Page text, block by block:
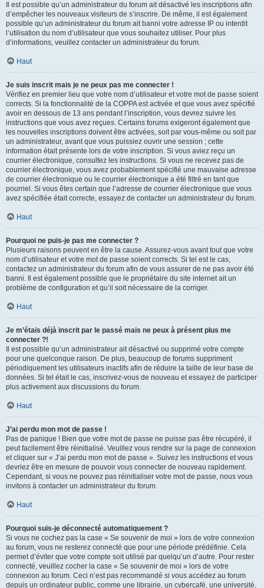
Il est possible qu’un administrateur du forum ait désactivé les inscriptions afin
d’empêcher les nouveaux visiteurs de s’inscrire. De même, il est également
possible qu’un administrateur du forum ait banni votre adresse IP ou interdit
l’utilisation du nom d’utilisateur que vous souhaitez utiliser. Pour plus
d’informations, veuillez contacter un administrateur du forum.
Haut
Je suis inscrit mais je ne peux pas me connecter !
Vérifiez en premier lieu que votre nom d’utilisateur et votre mot de passe soient
corrects. Si la fonctionnalité de la COPPA est activée et que vous avez spécifié
avoir en dessous de 13 ans pendant l’inscription, vous devrez suivre les
instructions que vous avez reçues. Certains forums exigeront également que
les nouvelles inscriptions doivent être activées, soit par vous-même ou soit par
un administrateur, avant que vous puissiez ouvrir une session ; cette
information était présente lors de votre inscription. Si vous aviez reçu un
courrier électronique, consultez les instructions. Si vous ne recevez pas de
courrier électronique, vous avez probablement spécifié une mauvaise adresse
de courrier électronique ou le courrier électronique a été filtré en tant que
pourriel. Si vous êtes certain que l’adresse de courrier électronique que vous
avez spécifiée était correcte, essayez de contacter un administrateur du forum.
Haut
Pourquoi ne puis-je pas me connecter ?
Plusieurs raisons peuvent en être la cause. Assurez-vous avant tout que votre
nom d’utilisateur et votre mot de passe soient corrects. Si tel est le cas,
contactez un administrateur du forum afin de vous assurer de ne pas avoir été
banni. Il est également possible que le propriétaire du site internet ait un
problème de configuration et qu’il soit nécessaire de la corriger.
Haut
Je m’étais déjà inscrit par le passé mais ne peux à présent plus me
connecter ?!
Il est possible qu’un administrateur ait désactivé ou supprimé votre compte
pour une quelconque raison. De plus, beaucoup de forums suppriment
périodiquement les utilisateurs inactifs afin de réduire la taille de leur base de
données. Si tel était le cas, inscrivez-vous de nouveau et essayez de participer
plus activement aux discussions du forum.
Haut
J’ai perdu mon mot de passe !
Pas de panique ! Bien que votre mot de passe ne puisse pas être récupéré, il
peut facilement être réinitialisé. Veuillez vous rendre sur la page de connexion
et cliquer sur « J’ai perdu mon mot de passe ». Suivez les instructions et vous
devriez être en mesure de pouvoir vous connecter de nouveau rapidement.
Cependant, si vous ne pouvez pas réinitialiser votre mot de passe, nous vous
invitons à contacter un administrateur du forum.
Haut
Pourquoi suis-je déconnecté automatiquement ?
Si vous ne cochez pas la case « Se souvenir de moi » lors de votre connexion
au forum, vous ne resterez connecté que pour une période prédéfinie. Cela
permet d’éviter que votre compte soit utilisé par quelqu’un d’autre. Pour rester
connecté, veuillez cocher la case « Se souvenir de moi » lors de votre
connexion au forum. Ceci n’est pas recommandé si vous accédez au forum
depuis un ordinateur public, comme une librairie, un cybercafé, une université,